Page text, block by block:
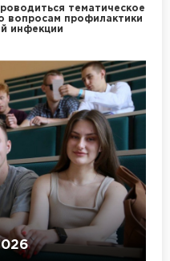
тематическое
вопросам профилактики
инфекции